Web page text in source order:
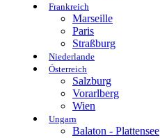
Frankreich
Marseille
Paris
Straßburg
Niederlande
Österreich
Salzburg
Vorarlberg
Wien
Ungarn
Balaton - Plattensee